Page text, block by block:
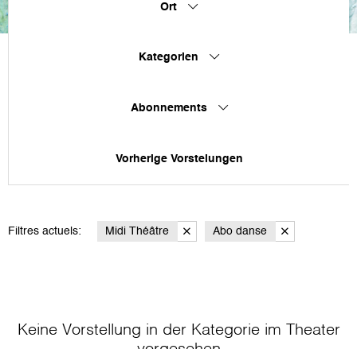
Ort
Kategorien
Abonnements
Vorherige Vorstelungen
Filtres actuels: Midi Théâtre Abo danse
Keine Vorstellung in der Kategorie im Theater